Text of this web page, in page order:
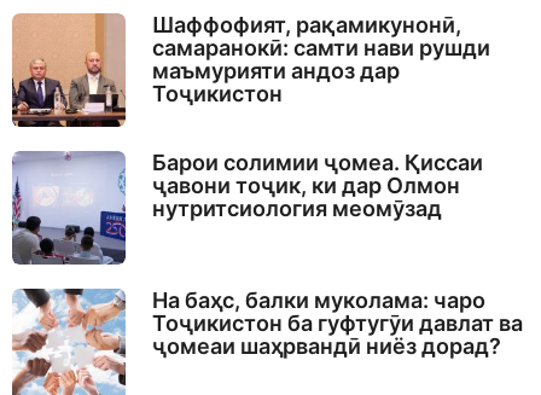
Шаффофият, рақамикунонӣ,
самаранокӣ: самти нави рушди
маъмурияти андоз дар
Тоҷикистон
Барои солимии ҷомеа. Қиссаи
ҷавони тоҷик, ки дар Олмон
нутритсиология меомӯзад
На баҳс, балки муколама: чаро
Тоҷикистон ба гуфтугӯи давлат ва
ҷомеаи шаҳрвандӣ ниёз дорад?